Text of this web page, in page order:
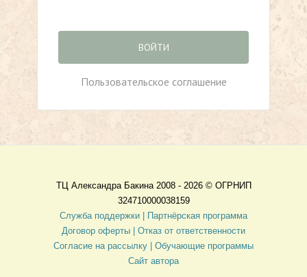
ВОЙТИ
Пользовательское соглашение
ТЦ Александра Бакина 2008 - 2026 © ОГРНИП
324710000038159
Служба поддержки |
Партнёрская программа
Договор оферты
| Отказ от ответственности
Согласие на рассылку | Обучающие программы
Сайт автора